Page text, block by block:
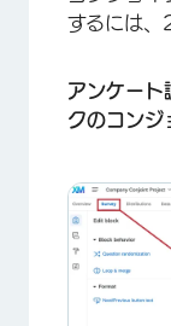
するには、
アンケート
クのコンジ